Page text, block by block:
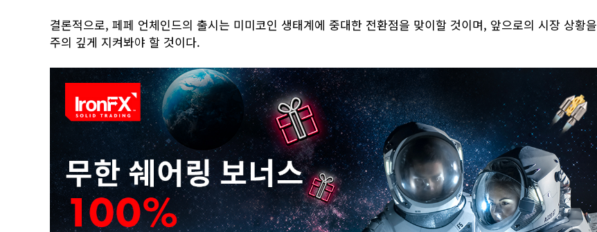
결론적으로, 페페 언체인드의 출시는 미미코인 생태계에 중대한 전환점을 맞이할 것이며, 앞으로의 시장 상황을
주의 깊게 지켜봐야 할 것이다.